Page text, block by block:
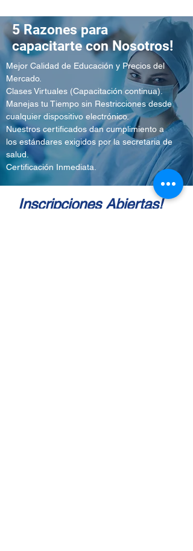
5 Razones para
capacitarte con Nosotros!
Mejor Calidad de Educación y Precios del
Mercado.
Clases Virtuales (Capacitación continua).
Manejas tu Tiempo sin Restricciones desde
cualquier dispositivo electrónico.
Nuestros certificados dan cumplimiento a
los estándares exigidos por la secretaria de
salud.
Certificación Inmediata.
Inscripciones Abiertas!